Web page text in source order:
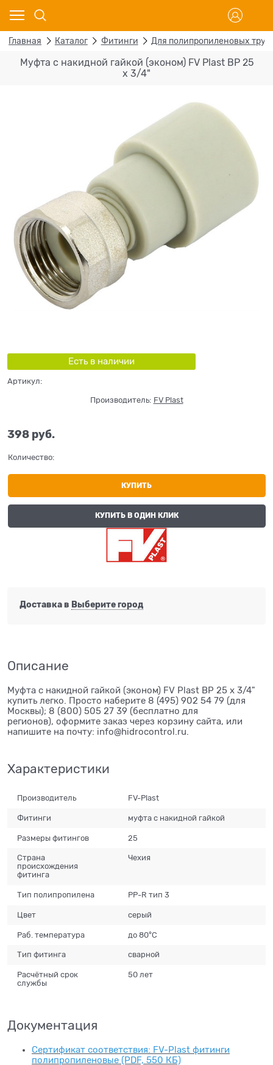
Главная Каталог Фитинги Для полипропиленовых труб
Муфта с накидной гайкой (эконом) FV Plast ВР 25
х 3/4"
Есть в наличии
Артикул:
Производитель: FV Plast
398 руб.
Количество:
КУПИТЬ
КУПИТЬ В ОДИН КЛИК
Доставка в Выберите город
Описание
Муфта с накидной гайкой (эконом) FV Plast ВР 25 х 3/4"
купить легко. Просто наберите 8 (495) 902 54 79 (для
Москвы); 8 (800) 505 27 39 (бесплатно для
регионов), оформите заказ через корзину сайта, или
напишите на почту: info@hidrocontrol.ru.
Характеристики
Производитель FV-Plast
Фитинги муфта с накидной гайкой
Размеры фитингов 25
Страна
происхождения
фитинга
Чехия
Тип полипропилена PP-R тип 3
Цвет серый
Раб. температура до 80°С
Тип фитинга сварной
Расчётный срок
службы
50 лет
Документация
Сертификат соответствия: FV-Plast фитинги
полипропиленовые (PDF, 550 КБ)